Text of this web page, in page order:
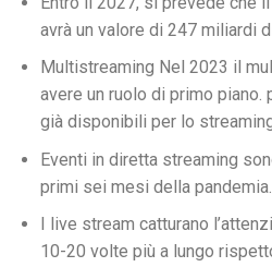
avrà un valore di 247 miliardi
Multistreaming Nel 2023 il
avere un ruolo di primo
già disponibili per lo
Eventi in diretta streaming
primi sei mesi della pandemia.
I live stream catturano
10-20 volte più a lungo